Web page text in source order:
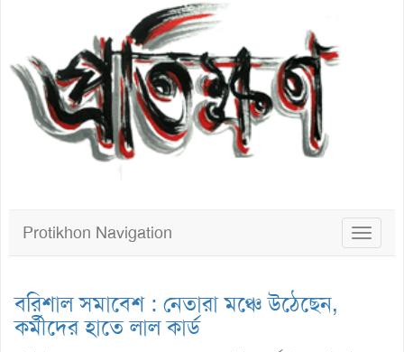
Toggle
Protikhon Navigation
বরিশাল সমাবেশ : নেতারা মঞ্চে উঠেছেন,
কর্মীদের হাতে লাল কার্ড